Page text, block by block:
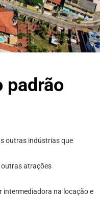
padrão
outras indústrias que
outras atrações
intermediadora na locação e